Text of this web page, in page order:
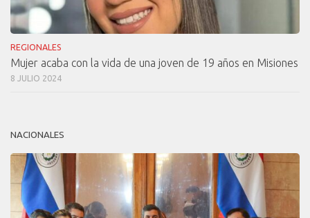
REGIONALES
Mujer acaba con la vida de una joven de 19 años en Misiones
8 JULIO 2024
NACIONALES